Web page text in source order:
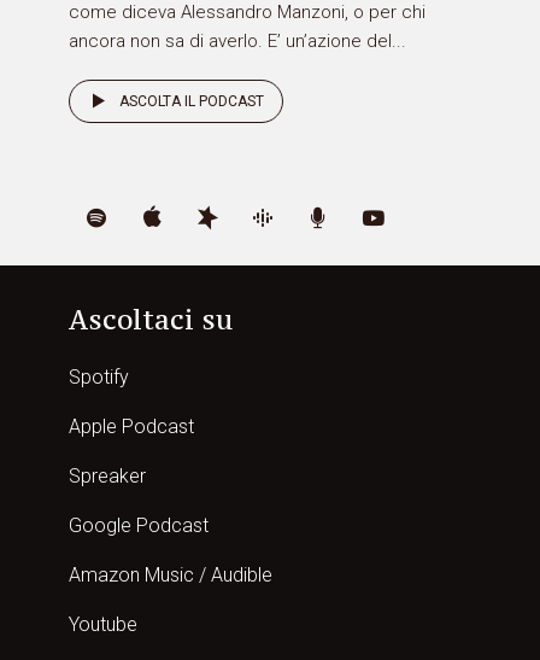
come diceva Alessandro Manzoni, o per chi
ancora non sa di averlo. E’ un’azione del...
ASCOLTA IL PODCAST
Ascoltaci su
Spotify
Apple Podcast
Spreaker
Google Podcast
Amazon Music / Audible
Youtube